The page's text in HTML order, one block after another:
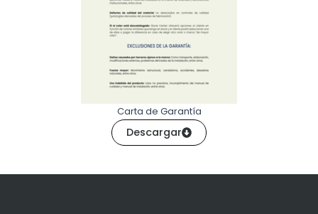
Carta de Garantía
Descargar